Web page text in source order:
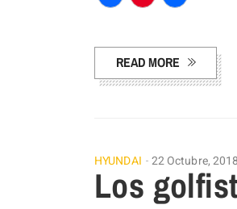
Facebook
Pinterest
READ MORE
HYUNDAI 22 Octubre, 2018
Los